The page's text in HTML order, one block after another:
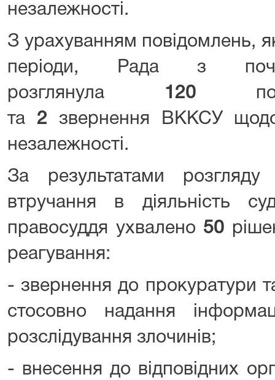
незалежності.
З урахуванням повідомлень,
періоди, Рада з
розглянула 120
та 2 звернення ВККСУ
незалежності.
За результатами розгляду
втручання в діяльність
правосуддя ухвалено 50
реагування:
- звернення до прокуратури
стосовно надання
розслідування злочинів;
- внесення до відповідних